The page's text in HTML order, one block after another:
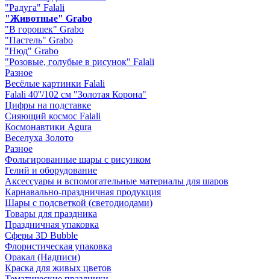
"Радуга" Falali
"Животные" Grabo
"В горошек" Grabo
"Пастель" Grabo
"Нюд" Grabo
"Розовые, голубые в рисунок" Falali
Разное
Весёлые картинки Falali
Falali 40''/102 см "Золотая Корона"
Цифры на подставке
Сияющий космос Falali
Космонавтики Agura
Веселуха Золото
Разное
Фольгированные шары с рисунком
Гелий и оборудование
Аксессуары и вспомогательные материалы для шаров
Карнавально-праздничная продукция
Шары с подсветкой (светодиодами)
Товары для праздника
Праздничная упаковка
Сферы 3D Bubble
Флористическая упаковка
Оракал (Надписи)
Краска для живых цветов